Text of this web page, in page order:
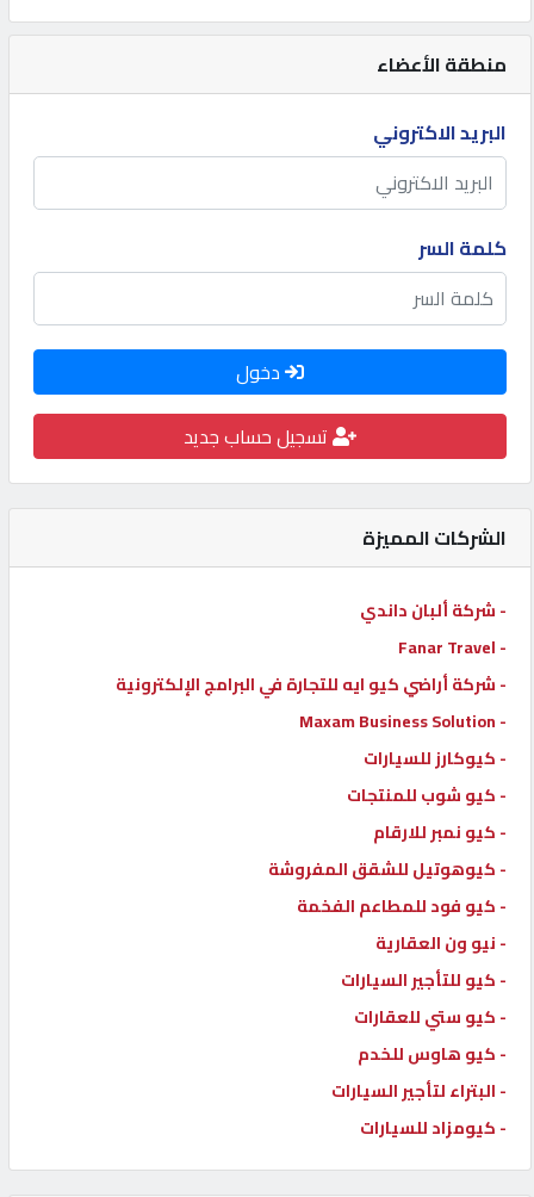
كيو
نمبر
كيو
كارز
كيو
ماركت
القطري
POWERED
BY
QHOST
منطقة الأعضاء
البريد الاكتروني
كلمة السر
دخول
تسجيل حساب جديد
الشركات المميزة
- شركة ألبان داندي
- Fanar Travel
- شركة أراضي كيو ايه للتجارة في البرامج الإلكترونية
- Maxam Business Solution
- كيوكارز للسيارات
- كيو شوب للمنتجات
- كيو نمبر للارقام
- كيوهوتيل للشقق المفروشة
- كيو فود للمطاعم الفخمة
- نيو ون العقارية
- كيو للتأجير السيارات
- كيو ستي للعقارات
- كيو هاوس للخدم
- البتراء لتأجير السيارات
- كيومزاد للسيارات